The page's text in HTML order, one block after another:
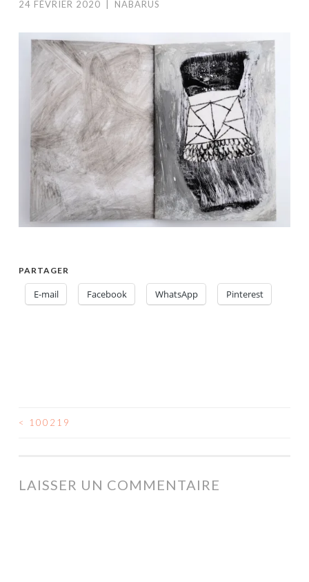
24 FÉVRIER 2020 NABARUS
PARTAGER
E-mail Facebook WhatsApp Pinterest
NAVIGATION
ARTICLES
< 100219
LAISSER UN COMMENTAIRE